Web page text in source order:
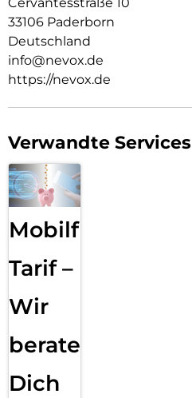
33106 Paderborn
Deutschland
info@nevox.de
https://nevox.de
Verwandte Services
Mobilfunk
Tarif –
Wir
beraten
Dich